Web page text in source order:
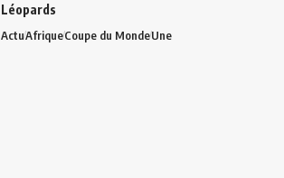
Léopards
ActuAfriqueCoupe du MondeUne